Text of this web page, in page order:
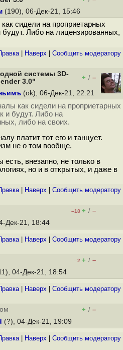
(190), 06-Дек-21, 15:46
сидели на проприетарных
будут. Либо на лицензированных,
| Наверх Cообщить модератору
системы 3D-
3.0"
+ / –
(ok), 06-Дек-21, 22:21
как сидели на проприетарных
и будут. Либо на
либо на своих.
платит тот его и танцует.
не о том вообще.
внезапно, не только в
но и в открытых, и даже в
| Наверх Cообщить модератору
–18 + / –
Дек-21, 18:44
| Наверх Cообщить модератору
–2 + / –
04-Дек-21, 18:54
| Наверх Cообщить модератору
+ / –
(?), 04-Дек-21, 19:09
| Наверх Cообщить модератору